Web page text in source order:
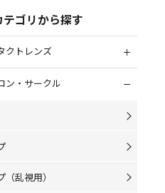
テゴリから探す
クトレンズ
ン・サークル
（乱視用）